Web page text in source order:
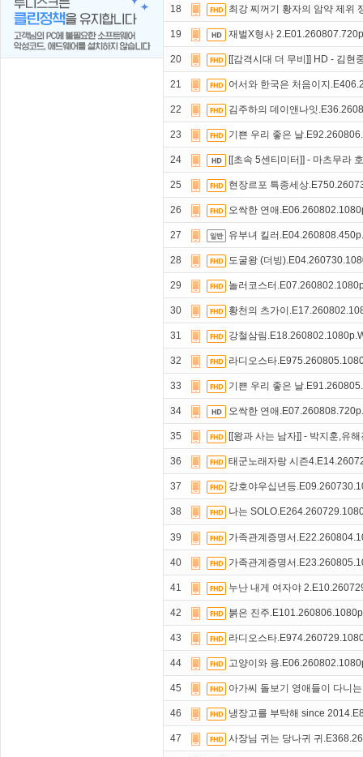
18 최강 찌꺼기 황자의 암약 제위
19 재벌X형사
20 [[감격시대 더 무비]] HD - 김현
21 어서와 한국은 처음이지
22 김주하의 데이앤나잇
23 기쁜 우리 좋은 날
24 [[초속 5센티미터]] - 마츠무라
25 현장르포 특종세상
26 오싹한 연애
27 유부녀 킬러
28 도굴왕 (더빙
29 놀러코스터
30 황천의 츠가이
31 강철삼림
32 라디오스타
33 기쁜 우리 좋은 날
34 오싹한 연애
35 [[왕과 사는 남자]] - 박지훈,유
36 태군노래자랑 시즌
37 강호야우십년등
38 나는
39 가족관계증명서
40 가족관계증명서
41 누난 내게 여자야
42 붉은 진주
43 라디오스타
44 고양이와 용
45 아가씨 돌보기 영애들이 다니
46 냉장고를 부탁해 since
47 사장님 귀는 당나귀 귀